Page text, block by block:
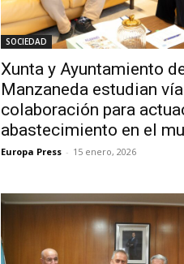
SOCIEDAD
Xunta y Ayuntamiento
Manzaneda estudian
colaboración para
abastecimiento en el
Europa Press - 15 enero, 2026